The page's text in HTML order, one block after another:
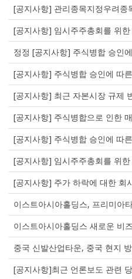
[공지사항] 관리종목지정우려
[공지사항] 임시주주총회를 위
정정 [공지사항] 주식병합 승인
[공지사항] 주식병합 승인에 따
[공지사항] 최근 자본시장 규제
[공지사항] 주식병합으로 인한
[공지사항] 주식병합 승인에 따
[공지사항] 임시주주총회를 위
[공지사항] 주가 하락에 대한 회
이스트아시아홀딩스, 프리미아
이스트아시아홀딩스 새로운 비
중국 신발산업타운, 중국 현지
[공지사항]최근 언론보도 관련